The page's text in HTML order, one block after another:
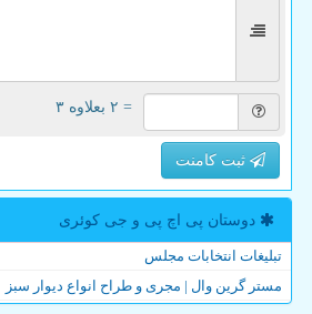
= ۲ بعلاوه ۳
ثبت کامنت
دوستان پی اچ پی و جی كوئری
تبلیغات انتخابات مجلس
مستر گرین وال | مجری و طراح انواع دیوار سبز